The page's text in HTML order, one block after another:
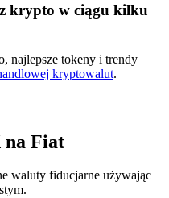
krypto w ciągu kilku
najlepsze tokeny i trendy
kryptowalut.
na Fiat
waluty fiducjarne używając